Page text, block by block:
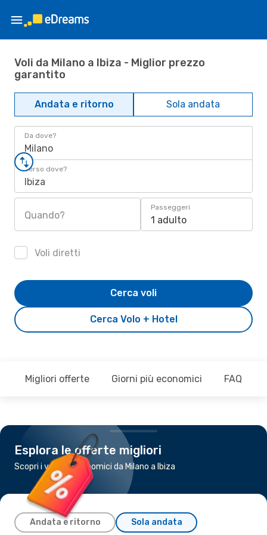
Voli da Milano a Ibiza - Miglior prezzo
garantito
Andata e ritorno Sola andata
Da dove?
Milano
Verso dove?
Ibiza
Quando?
Passeggeri
1 adulto
Voli diretti
Cerca Volo + Hotel
Cerca voli
Migliori offerte Giorni più economici FAQ
Esplora le offerte migliori
Scopri i voli più economici da Milano a Ibiza
Andata e ritorno Sola andata